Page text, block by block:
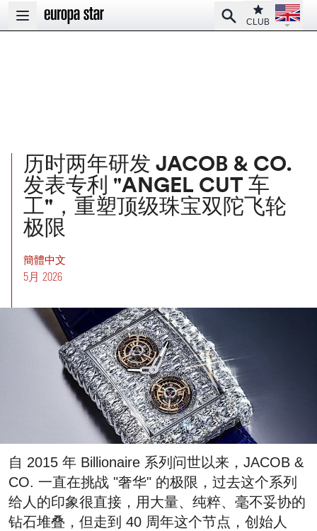
Open main menu
SearchClub
CLUB
Open
历时两年研发 JACOB & CO.
发表专利 "ANGEL CUT 车
工"，重塑顶级珠宝双陀飞轮
极限
簡體中文
5月 2026
自 2015 年 Billionaire 系列问世以来，JACOB &
CO. 一直在挑战 "奢华" 的极限，过去这个系列
给人的印象很直接，用大量、纯粹、毫不妥协的
钻石堆叠，但走到 40 周年这个节点，创始人